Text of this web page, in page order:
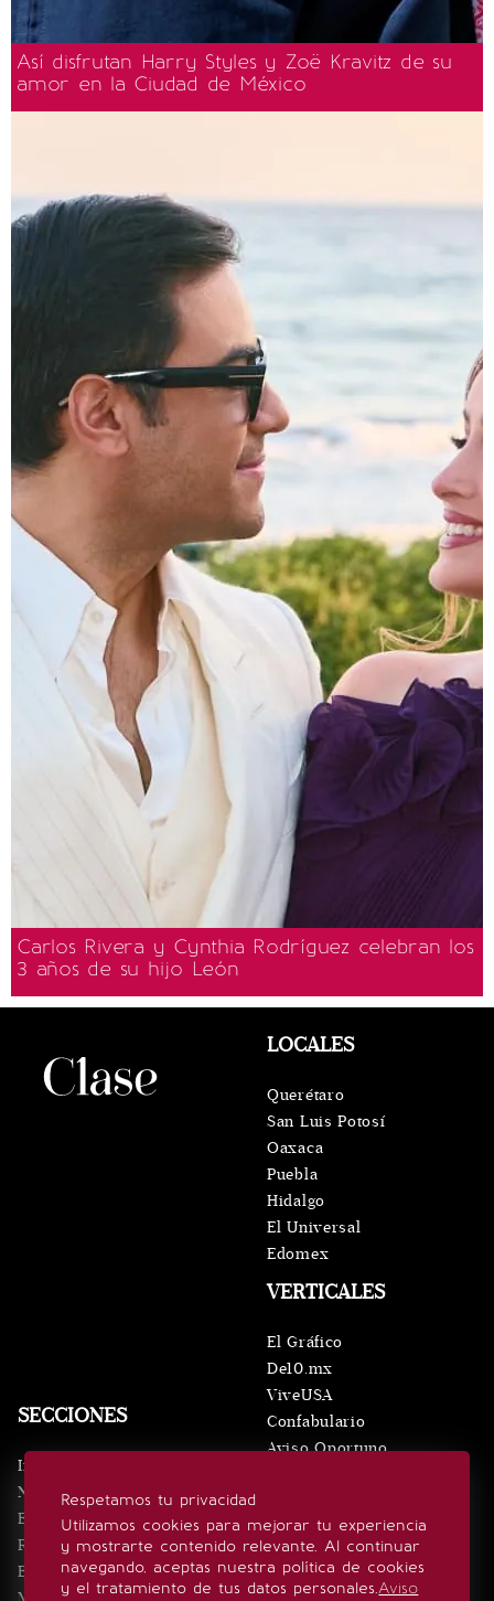
Así disfrutan Harry Styles y Zoë Kravitz de su
amor en la Ciudad de México
Carlos Rivera y Cynthia Rodríguez celebran los
3 años de su hijo León
Respetamos tu privacidad
Utilizamos cookies para mejorar tu experiencia
y mostrarte contenido relevante. Al continuar
navegando, aceptas nuestra política de cookies
y el tratamiento de tus datos personales.Aviso
SECCIONES
Inicio
Noticias
Eventos
Realeza
Estilo de vida
VERTICALES
El Gráfico
De10.mx
ViveUSA
Confabulario
Aviso Oportuno
LOCALES
Querétaro
San Luis Potosí
Oaxaca
Puebla
Hidalgo
El Universal
Edomex
SÍGUENOS